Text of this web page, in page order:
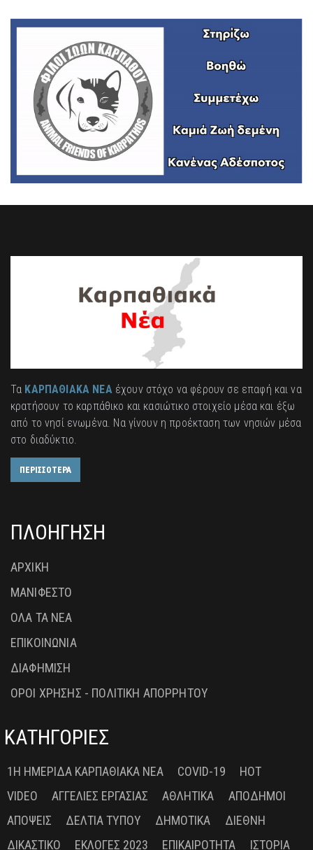
Τα ΚΑΡΠΑΘΙΑΚΑ ΝΕΑέχουν στόχο να φέρουν σε επαφή και να
κρατήσουν το καρπάθικο και κασιώτικο στοιχείο μέσα και έξω
από το νησί ενωμένα. Να γίνουν η προέκταση των νησιών μέσα
στο διαδύκτιο.
ΠΕΡΙΣΣΟΤΕΡΑ
ΠΛΟΗΓΗΣΗ
ΑΡΧΙΚΗ
ΜΑΝΙΦΕΣΤΟ
ΟΛΑ ΤΑ ΝΕΑ
ΕΠΙΚΟΙΝΩΝΙΑ
ΔΙΑΦΗΜΙΣΗ
ΟΡΟΙ ΧΡΗΣΗΣ - ΠΟΛΙΤΙΚΗ ΑΠΟΡΡΗΤΟΥ
ΚΑΤΗΓΟΡΙΕΣ
1Η ΗΜΕΡΊΔΑ ΚΑΡΠΑΘΙΑΚΆ ΝΈΑ COVID-19
HOT
VIDEO
ΑΓΓΕΛΊΕΣ ΕΡΓΑΣΊΑΣ ΑΘΛΗΤΙΚΆ
ΑΠΌΔΗΜΟΙ
ΑΠΌΨΕΙΣ
ΔΕΛΤΊΑ ΤΎΠΟΥ ΔΗΜΟΤΙΚΆ
ΔΙΕΘΝΉ
ΔΙΚΑΣΤΙΚΌ
ΕΚΛΟΓΈΣ 2023 ΕΠΙΚΑΙΡΌΤΗΤΑ ΙΣΤΟΡΊΑ